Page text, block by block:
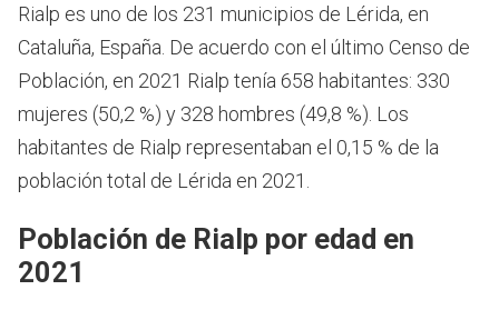
Rialp es uno de los 231 municipios de Lérida, en
Cataluña, España. De acuerdo con el último Censo de
Población, en 2021 Rialp tenía 658 habitantes: 330
mujeres (50,2 %) y 328 hombres (49,8 %). Los
habitantes de Rialp representaban el 0,15 % de la
población total de Lérida en 2021.
Población de Rialp por edad en
2021